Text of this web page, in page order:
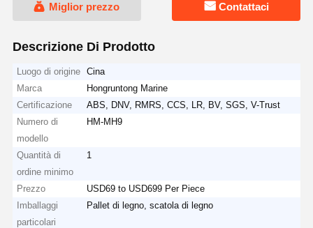
Miglior prezzo Contattaci
Descrizione Di Prodotto
Luogo di origine
Cina
Marca
Hongruntong Marine
Certificazione
ABS, DNV, RMRS, CCS, LR, BV, SGS, V-Trust
Numero di
modello
HM-MH9
Quantità di
ordine minimo
1
Prezzo
USD69 to USD699 Per Piece
Imballaggi
particolari
Pallet di legno, scatola di legno